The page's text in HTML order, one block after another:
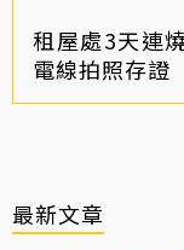
租屋處3天連
電線拍照存證
最新文章